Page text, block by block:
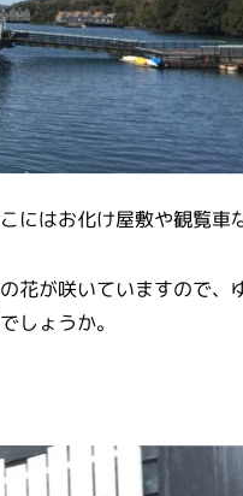
はお化け屋敷や観覧車
花が咲いていますので、
しょうか。